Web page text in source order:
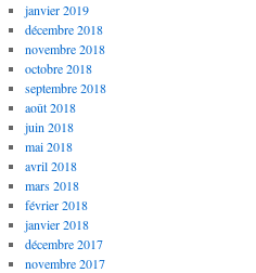
janvier 2019
décembre 2018
novembre 2018
octobre 2018
septembre 2018
août 2018
juin 2018
mai 2018
avril 2018
mars 2018
février 2018
janvier 2018
décembre 2017
novembre 2017